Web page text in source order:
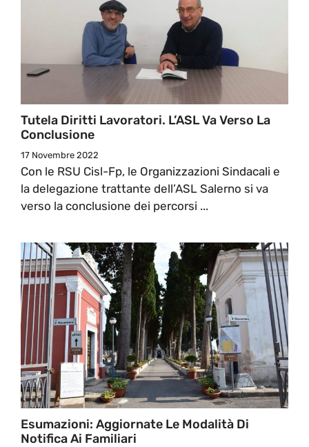
Tutela Diritti Lavoratori. L’ASL Va Verso La
Conclusione
17 Novembre 2022
Con le RSU Cisl-Fp, le Organizzazioni Sindacali e
la delegazione trattante dell’ASL Salerno si va
verso la conclusione dei percorsi ...
Esumazioni: Aggiornate Le Modalità Di
Notifica Ai Familiari